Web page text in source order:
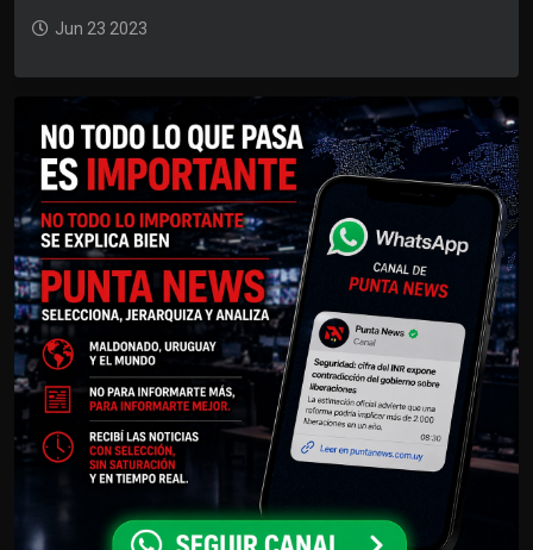
Jun 23 2023